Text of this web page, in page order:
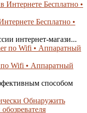
Бесплатно •
интернет-магази...
Wifi • Аппаратный
способом